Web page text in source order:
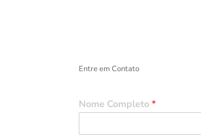
Entre em Contato
Nome Completo*